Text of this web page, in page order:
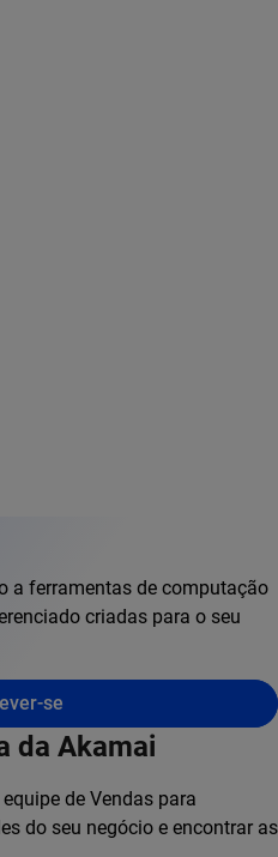
a ferramentas de computação
criadas para o seu
se
da Akamai
de Vendas para
do seu negócio e encontrar as